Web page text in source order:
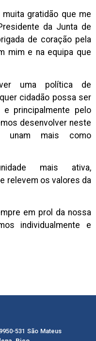
gratidão que me
da Junta de
de coração pela
mim e na equipa que
uma política de
cidadão possa ser
e principalmente pelo
desenvolver neste
unam mais como
mais ativa,
relevem os valores da
em prol da nossa
individualmente e
531 São Mateus